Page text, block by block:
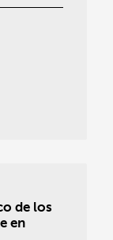
de los
en